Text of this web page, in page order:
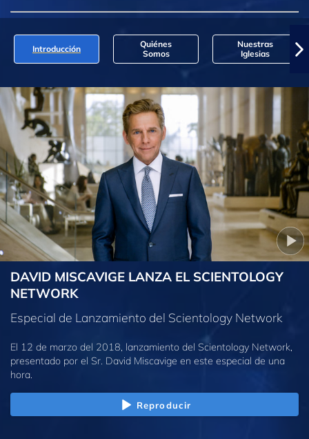
Introducción
Quiénes
Somos
Nuestras
Iglesias
DAVID MISCAVIGE LANZA EL SCIENTOLOGY
NETWORK
Especial de Lanzamiento del Scientology Network
El 12 de marzo del 2018, lanzamiento del Scientology Network,
presentado por el Sr. David Miscavige en este especial de una
hora.
Reproducir